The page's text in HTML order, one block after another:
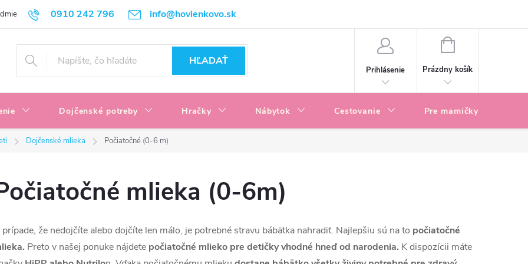
0910 242 796 info@hovienkovo.sk
Podmienky ochrany osobných údajov Reklamačné podmienky
HĽADAŤ
Prihlásenie
NÁKUPNÝ
Prázdny košík
Dojčenské potreby Hračky Nábytok Cestovanie Pre mamičky
Dojčenské mlieka Počiatočné (0-6 m)
mlieka (0-6m)
prípade, že nedojčíte alebo dojčíte len málo, je potrebné stravu bábätka nahradiť. Najlepšiu sú na to počiatočné
Preto v našej ponuke nájdete počiatočné mlieko pre detičky vhodné hneď od narodenia. K dispozícii máte